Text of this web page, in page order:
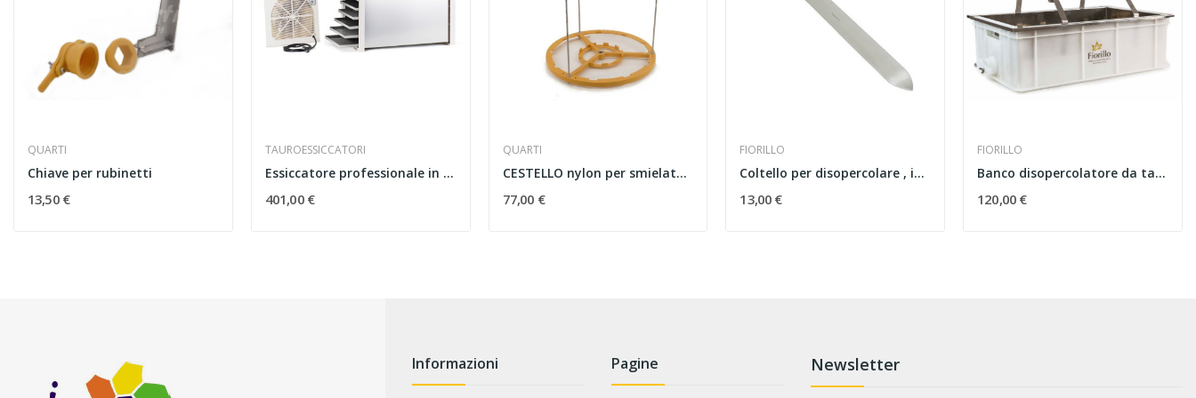
QUARTI
Chiave per rubinetti
13,50 €
TAUROESSICCATORI
Essiccatore professionale in acciaio inox B6
401,00 €
QUARTI
CESTELLO nylon per smielatore radiale da 9 D.B....
77,00 €
FIORILLO
Coltello per disopercolare , inox budget taglio...
13,00 €
FIORILLO
Banco disopercolatore da tavolo, vasca in...
120,00 €
Informazioni Pagine Newsletter